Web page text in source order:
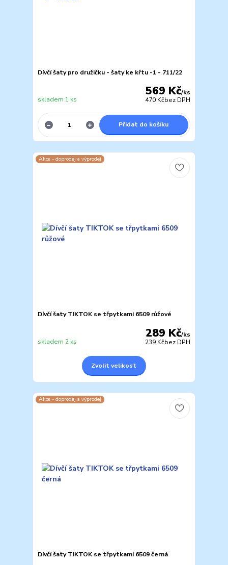
Dívčí šaty pro družičku - šaty ke křtu -1 - 711/22
569 Kč/ks
470 Kčbez DPH
skladem 1 ks
Přidat do košíku
Akce - doprodej a výprodej
Dívčí šaty TIKTOK se třpytkami 6509 růžové
289 Kč/ks
239 Kčbez DPH
skladem 2 ks
Zvolit velikost
Akce - doprodej a výprodej
Dívčí šaty TIKTOK se třpytkami 6509 černá